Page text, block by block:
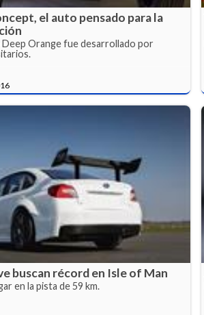
el auto pensado para la
Orange fue desarrollado por
buscan récord en Isle of Man
en la pista de 59 km.